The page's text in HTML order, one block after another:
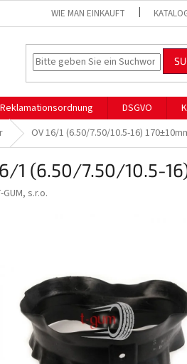
WIE MAN EINKAUFT
Reklamationsordnung DSGVO
OV 16/1 (6.50/7.50/10.5-16)
1 (6.50/7.50/10.5-
GUM, s.r.o.